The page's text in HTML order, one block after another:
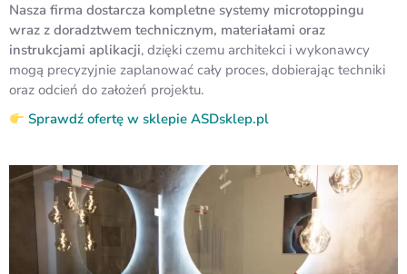
Nasza firma dostarcza kompletne systemy microtoppingu
wraz z doradztwem technicznym, materiałami oraz
instrukcjami aplikacji, dzięki czemu architekci i wykonawcy
mogą precyzyjnie zaplanować cały proces, dobierając techniki
oraz odcień do założeń projektu.
Sprawdź ofertę w sklepie ASDsklep.pl